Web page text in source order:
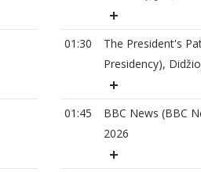
01:30
The President's
Presidency),
01:45
BBC News (BBC
2026